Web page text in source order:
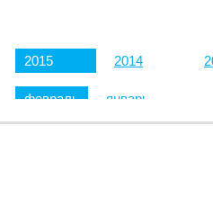
2015
февраль январь
2014